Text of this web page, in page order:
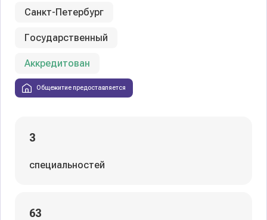
Санкт-Петербург
Государственный
Аккредитован
Общежитие предоставляется
3
специальностей
63